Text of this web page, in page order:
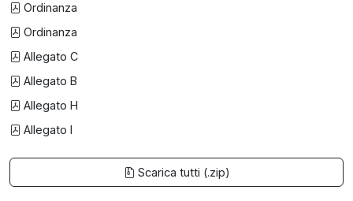
Ordinanza
Ordinanza
Allegato C
Allegato B
Allegato H
Allegato I
Scarica tutti (.zip)